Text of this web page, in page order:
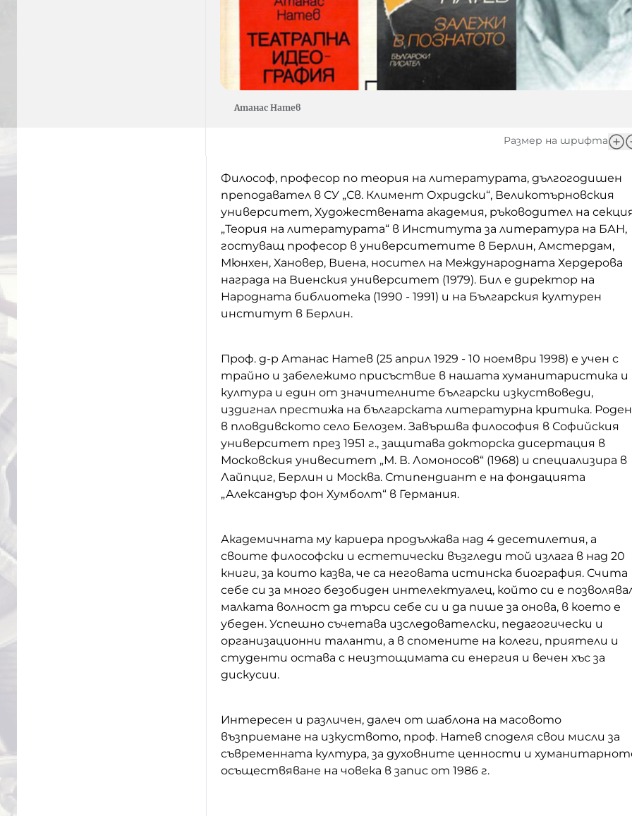
Атанас Натев
Размер на шрифта
Философ, професор по теория на литературата, дългогодишен
преподавател в СУ „Св. Климент Охридски“, Великотърновския
университет, Художествената академия, ръководител на
„Теория на литературата“ в Института за литература на БАН,
гостуващ професор в университетите в Берлин, Амстердам,
Мюнхен, Хановер, Виена, носител на Международната Хердерова
награда на Виенския университет (1979). Бил е директор на
Народната библиотека (1990 - 1991) и на Българския културен
институт в Берлин.
Проф. д-р Атанас Натев (25 април 1929 - 10 ноември 1998) е учен с
трайно и забележимо присъствие в нашата хуманитаристика и
култура и един от значителните български изкуствоведи,
издигнал престижа на българската литературна критика.
в пловдивското село Белозем. Завършва философия в Софийския
университет през 1951 г., защитава докторска дисертация в
Московския унивеситет „М. В. Ломоносов“ (1968) и специализира в
Лайпциг, Берлин и Москва. Стипендиант е на фондацията
„Александър фон Хумболт“ в Германия.
Академичната му кариера продължава над 4 десетилетия, а
своите философски и естетически възгледи той излага в над 20
книги, за които казва, че са неговата истинска биография. Счита
себе си за много безобиден интелектуалец, който си е
малката волност да търси себе си и да пише за онова, в което е
убеден. Успешно съчетава изследователски, педагогически и
организационни таланти, а в спомените на колеги, приятели и
студенти остава с неизтощимата си енергия и вечен хъс за
дискусии.
Интересен и различен, далеч от шаблона на масовото
възприемане на изкуството, проф. Натев споделя свои мисли за
съвременната култура, за духовните ценности и
осъществяване на човека в запис от 1986 г.